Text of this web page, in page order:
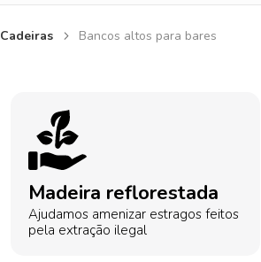
Cadeiras Bancos altos para bares
Madeira reflorestada
Ajudamos amenizar estragos feitos
pela extração ilegal